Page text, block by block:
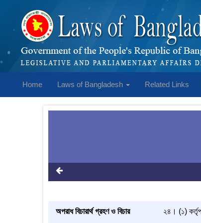
Home Laws of Bangladesh Related Links
অপরাধ বিচারার্থ গ্রহণ ও বিচার ২৪। (১)